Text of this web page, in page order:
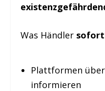
Was Händler sofort
Plattformen
informieren